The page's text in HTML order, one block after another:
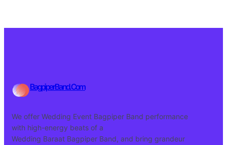
BagpiperBand.Com
We offer Wedding Event Bagpiper Band performance
with high-energy beats of a
Wedding Baraat Bagpiper Band, and bring grandeur